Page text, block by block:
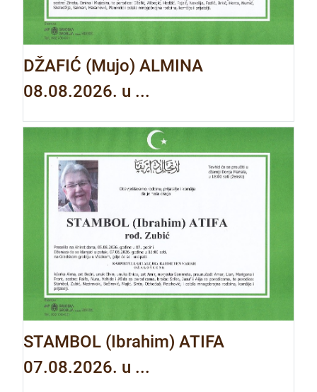
DŽAFIĆ (Mujo) ALMINA
08.08.2026. u ...
STAMBOL (Ibrahim) ATIFA
07.08.2026. u ...